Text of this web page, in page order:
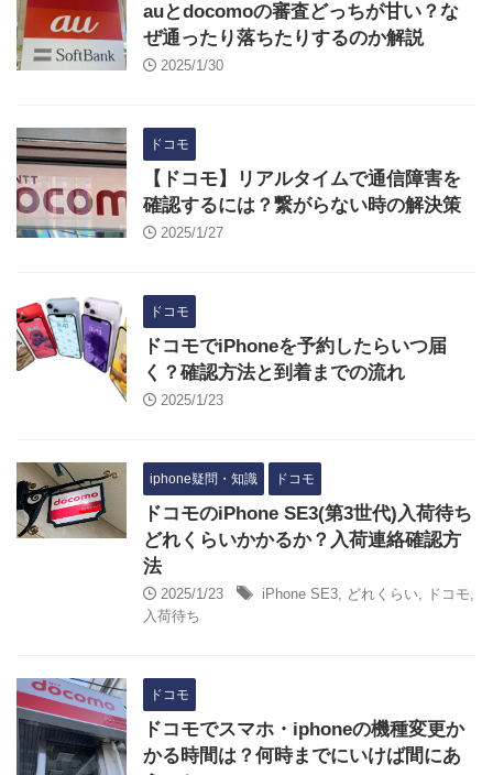
auとdocomoの審査どっちが甘い？な
ぜ通ったり落ちたりするのか解説
2025/1/30
ドコモ
【ドコモ】リアルタイムで通信障害を
確認するには？繋がらない時の解決策
2025/1/27
ドコモ
ドコモでiPhoneを予約したらいつ届
く？確認方法と到着までの流れ
2025/1/23
iphone疑問・知識 ドコモ
ドコモのiPhone SE3(第3世代)入荷待ち
どれくらいかかるか？入荷連絡確認方
法
2025/1/23 iPhone SE3, どれくらい, ドコモ,
入荷待ち
ドコモ
ドコモでスマホ・iphoneの機種変更か
かる時間は？何時までにいけば間にあ